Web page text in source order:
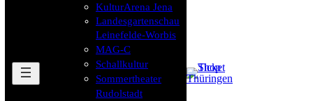
KulturArena Jena
Landesgartenschau
Leinefelde-Worbis
MAG-C
Schallkultur
Sommertheater
Rudolstadt